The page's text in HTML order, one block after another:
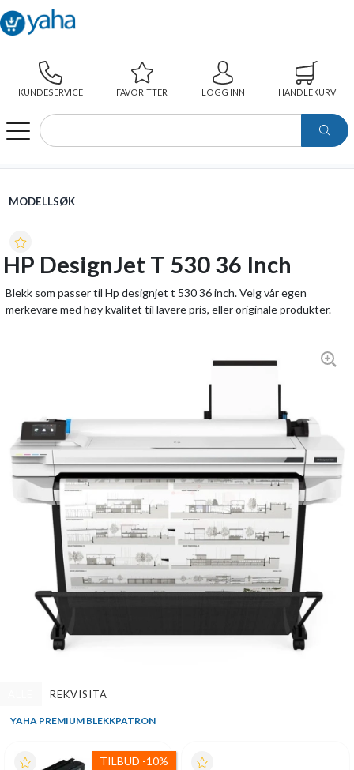
KUNDESERVICE FAVORITTER LOGG INN HANDLEKURV
WEBSHOP
MODELLSØK
HP DesignJet T 530 36 Inch
Blekk som passer til Hp designjet t 530 36 inch. Velg vår egen
merkevare med høy kvalitet til lavere pris, eller originale produkter.
REKVISITA
YAHA PREMIUM BLEKKPATRON
TILBUD -10%